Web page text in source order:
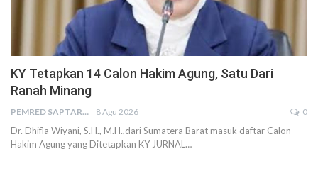
KY Tetapkan 14 Calon Hakim Agung, Satu Dari
Ranah Minang
PEMRED SAPTARIUS 8 Agu 2026 0
Dr. Dhifla Wiyani, S.H., M.H.,dari Sumatera Barat masuk daftar Calon
Hakim Agung yang Ditetapkan KY JURNAL…